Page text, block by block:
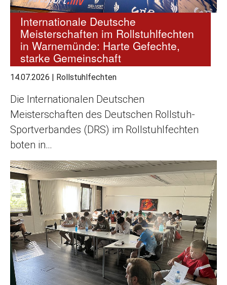
Internationale Deutsche
Meisterschaften im Rollstuhlfechten
in Warnemünde: Harte Gefechte,
starke Gemeinschaft
14.07.2026 | Rollstuhlfechten
Die Internationalen Deutschen
Meisterschaften des Deutschen Rollstuh-
Sportverbandes (DRS) im Rollstuhlfechten
boten in…